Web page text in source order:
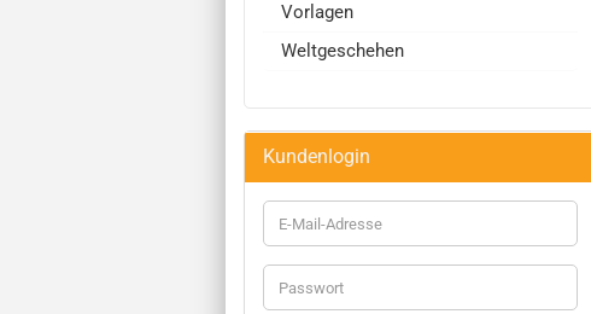
Vorlagen
Weltgeschehen
Kundenlogin